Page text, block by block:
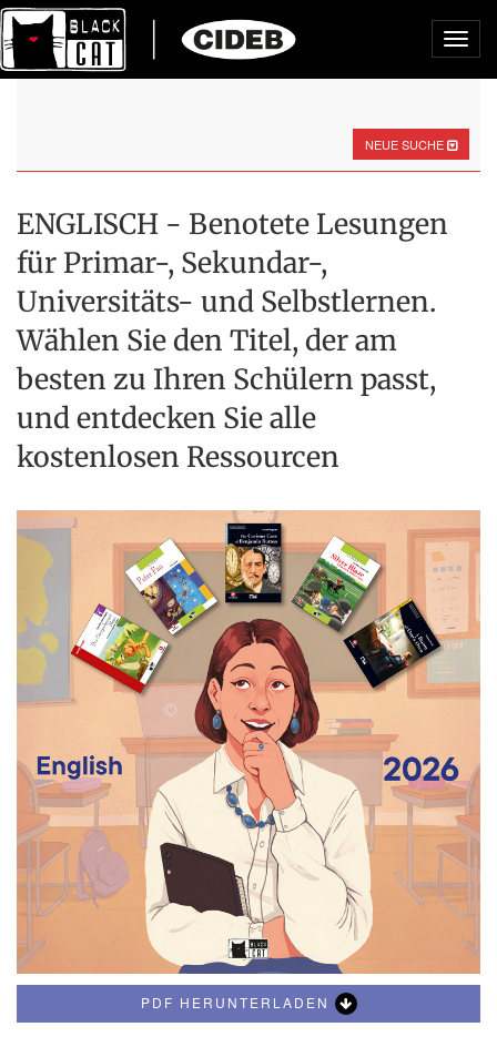
NEUE SUCHE
ENGLISCH - Benotete Lesungen
für Primar-, Sekundar-,
Universitäts- und Selbstlernen.
Wählen Sie den Titel, der am
besten zu Ihren Schülern passt,
und entdecken Sie alle
kostenlosen Ressourcen
PDF HERUNTERLADEN